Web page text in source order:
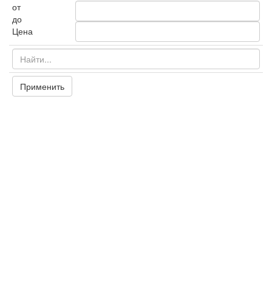
от
до
Цена
Применить